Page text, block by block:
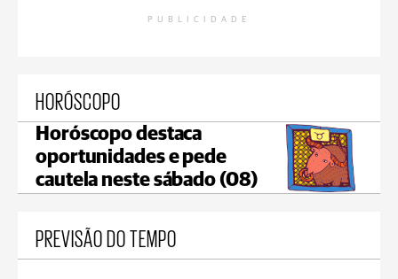
PUBLICIDADE
HORÓSCOPO
Horóscopo destaca
oportunidades e pede
cautela neste sábado (08)
PREVISÃO DO TEMPO